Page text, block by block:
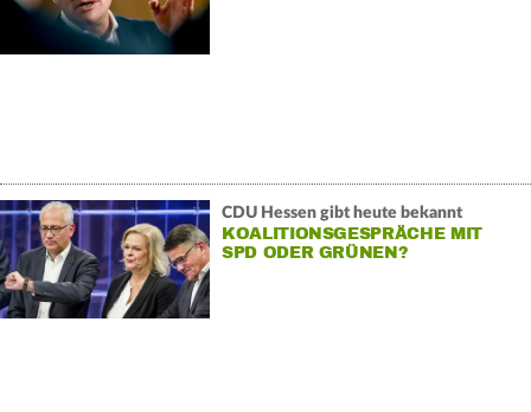
CDU Hessen gibt heute bekannt
KOALITIONSGESPRÄCHE MIT
SPD ODER GRÜNEN?